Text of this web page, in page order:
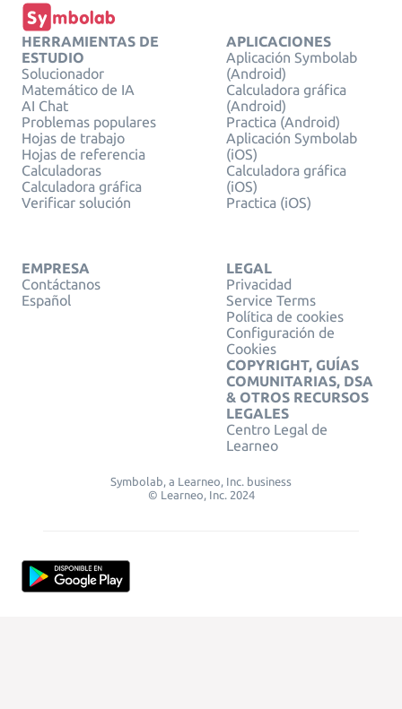
HERRAMIENTAS DE
ESTUDIO
Solucionador
Matemático de IA
AI Chat
Problemas populares
Hojas de trabajo
Hojas de referencia
Calculadoras
Calculadora gráfica
Verificar solución
APLICACIONES
Aplicación Symbolab
(Android)
Calculadora gráfica
(Android)
Practica (Android)
Aplicación Symbolab
(iOS)
Calculadora gráfica
(iOS)
Practica (iOS)
EMPRESA
Contáctanos
Español
LEGAL
Privacidad
Service Terms
Política de cookies
Configuración de
Cookies
COPYRIGHT, GUÍAS
COMUNITARIAS, DSA
& OTROS RECURSOS
LEGALES
Centro Legal de
Learneo
Symbolab, a Learneo, Inc. business
© Learneo, Inc. 2024